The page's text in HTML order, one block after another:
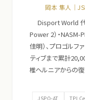
岡本 隼人｜
Disport World 代
Power 2）・NASM-
佳明）、プロゴルフ
ティブまで累計
椎ヘルニアからの復
JSPO-AT TPI